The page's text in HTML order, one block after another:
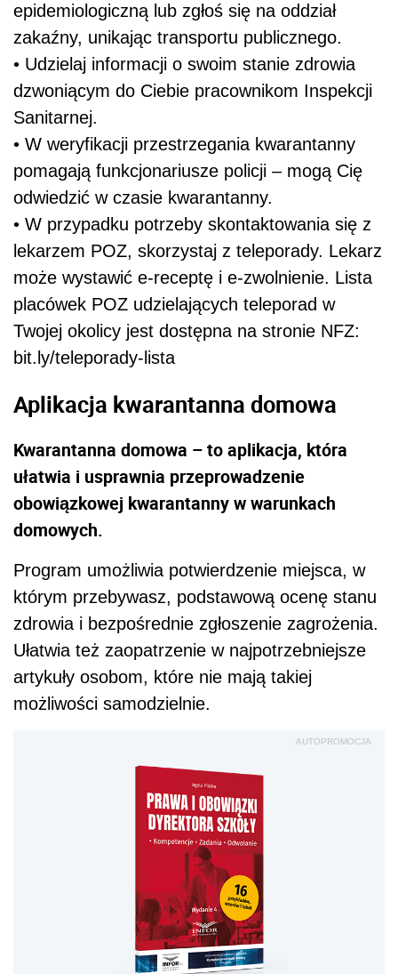
epidemiologiczną lub zgłoś się na oddział
zakaźny, unikając transportu publicznego.
• Udzielaj informacji o swoim stanie zdrowia
dzwoniącym do Ciebie pracownikom Inspekcji
Sanitarnej.
• W weryfikacji przestrzegania kwarantanny
pomagają funkcjonariusze policji – mogą Cię
odwiedzić w czasie kwarantanny.
• W przypadku potrzeby skontaktowania się z
lekarzem POZ, skorzystaj z teleporady. Lekarz
może wystawić e-receptę i e-zwolnienie. Lista
placówek POZ udzielających teleporad w
Twojej okolicy jest dostępna na stronie NFZ:
bit.ly/teleporady-lista
Aplikacja kwarantanna domowa
Kwarantanna domowa – to aplikacja, która
ułatwia i usprawnia przeprowadzenie
obowiązkowej kwarantanny w warunkach
domowych.
Program umożliwia potwierdzenie miejsca, w
którym przebywasz, podstawową ocenę stanu
zdrowia i bezpośrednie zgłoszenie zagrożenia.
Ułatwia też zaopatrzenie w najpotrzebniejsze
artykuły osobom, które nie mają takiej
możliwości samodzielnie.
AUTOPROMOCJA